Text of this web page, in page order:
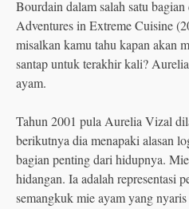
Bourdain dalam salah satu
Adventures in Extreme Cuisine
misalkan kamu tahu kapan akan
santap untuk terakhir kali?
ayam.
Tahun 2001 pula Aurelia Vizal
berikutnya dia menapaki alasan
bagian penting dari hidupnya.
hidangan. Ia adalah representasi
semangkuk mie ayam yang